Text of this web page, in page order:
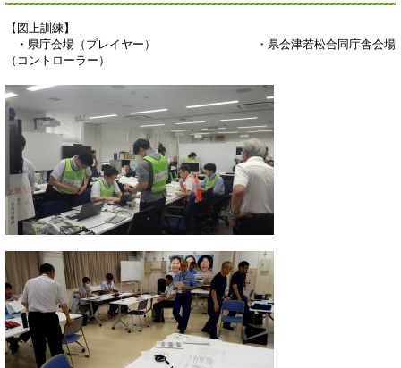
【図上訓練】
・県庁会場（プレイヤー） ・県会津若松合同庁舎会場
（コントローラー）